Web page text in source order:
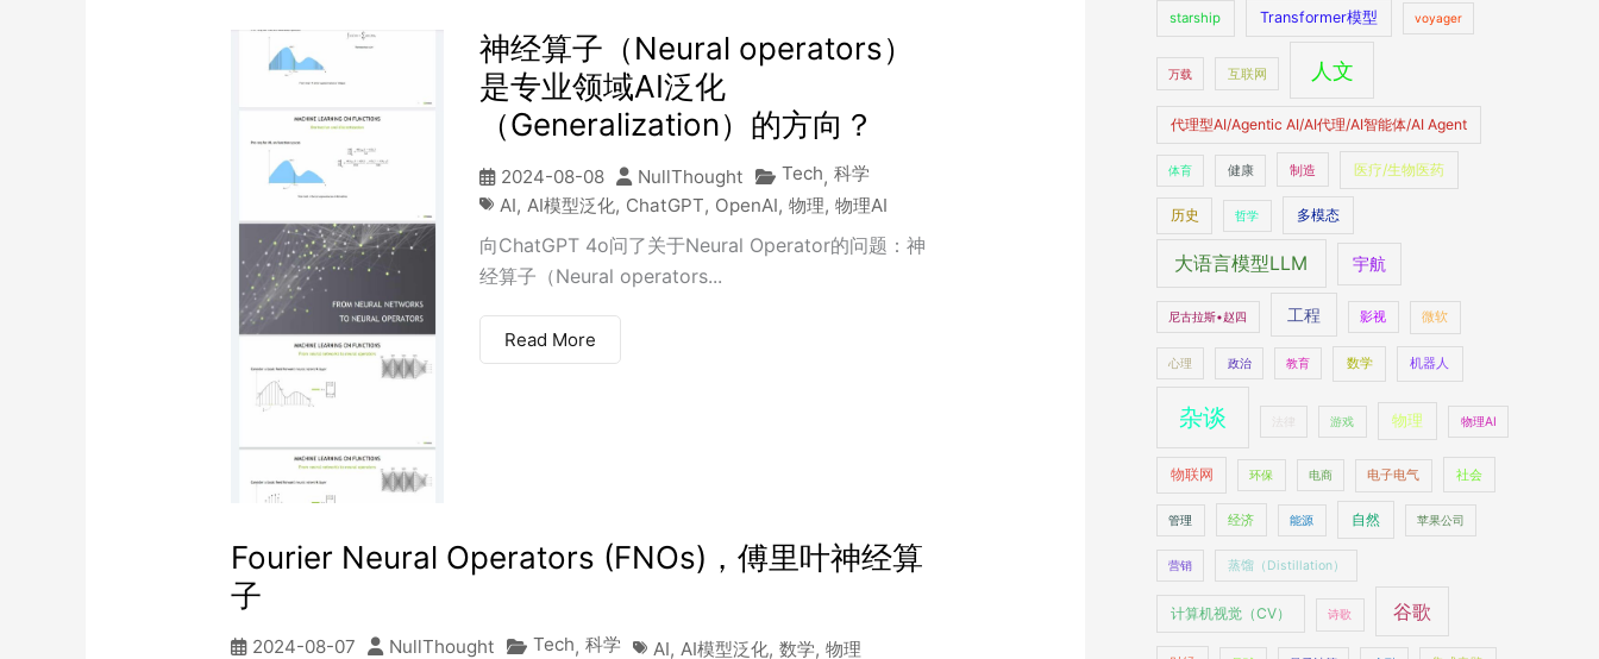
神经算子（Neural operators）
是专业领域AI泛化
（Generalization）的方向？
2024-08-08 NullThought Tech, 科学
AI, AI模型泛化, ChatGPT, OpenAI, 物理, 物理AI
向ChatGPT 4o问了关于Neural Operator的问题：神
经算子（Neural operators...
Read More
Fourier Neural Operators (FNOs)，傅里叶神经算
子
2024-08-07 NullThought Tech, 科学 AI, AI模型泛化, 数学, 物理
starship Transformer模型 voyager
万载 互联网 人文
代理型AI/Agentic AI/AI代理/AI智能体/AI Agent
体育 健康 制造 医疗/生物医药
历史 哲学 多模态
大语言模型LLM 宇航
尼古拉斯•赵四 工程 影视 微软
心理 政治 教育 数学 机器人
杂谈 游戏 物理 物理AI
物联网 环保 电商 电子电气 社会
管理 经济 能源 自然 苹果公司
营销 蒸馏（Distillation）
计算机视觉（CV） 诗歌 谷歌